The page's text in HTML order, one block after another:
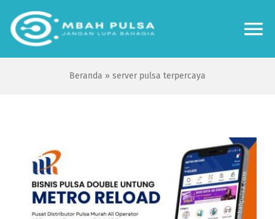
content
Review
Tips Tutorial
Beranda » server pulsa terpercaya